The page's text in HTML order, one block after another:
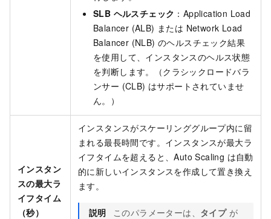
SLB ヘルスチェック ：Application Load
Balancer (ALB) または Network Load
Balancer (NLB) のヘルスチェック結果
を使用して、インスタンスのヘルス状態
を判断します。（クラシックロードバラ
ンサー (CLB) はサポートされていませ
ん。）
インスタン
スの最大ラ
イフタイム
（秒）
インスタンスがスケーリンググループ内に留
まれる最長時間です。インスタンスが最大ラ
イフタイムを超えると、Auto Scaling は自動
的に新しいインスタンスを作成して置き換え
ます。
説明 このパラメーターは、 タイプが